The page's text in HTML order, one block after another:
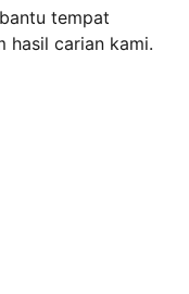
tempat
hasil carian kami.